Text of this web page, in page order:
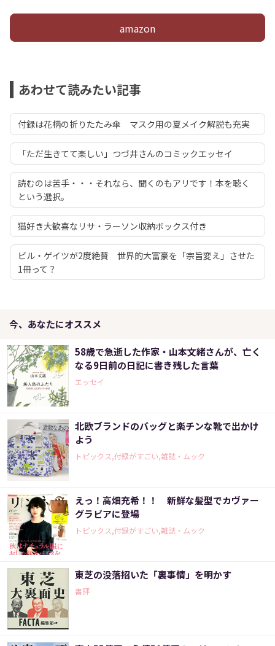
amazon
あわせて読みたい記事
付録は花柄の折りたたみ傘 マスク用の夏メイク解説も充実
「ただ生きてて楽しい」つづ井さんのコミックエッセイ
読むのは苦手・・・それなら、聞くのもアリです！本を聴く
という選択。
猫好き大歓喜なリサ・ラーソン収納ボックス付き
ビル・ゲイツが2度絶賛 世界的大富豪を「宗旨変え」させた
1冊って？
今、あなたにオススメ
58歳で急逝した作家・山本文緒さんが、亡く
なる9日前の日記に書き残した言葉
エッセイ
北欧ブランドのバッグと楽チンな靴で出かけ
よう
トピックス,付録がすごい,雑誌・ムック
えっ！高畑充希！！ 新鮮な髪型でカヴァー
グラビアに登場
トピックス,付録がすごい,雑誌・ムック
東芝の没落招いた「裏事情」を明かす
書評